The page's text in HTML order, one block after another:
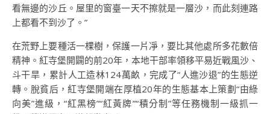
看無邊的沙丘。屋里的窗臺一天不擦就是一層沙，而此刻連路
上都看不到沙了。”
在荒野上要種活一棵樹，保護一片凈，要比其他處所多花數倍
精神。紅寺堡開闢的前20年，本地干部率領移平易近戰風沙、
斗干旱，累計人工造林124萬畝，完成了“人進沙退”的生態逆
轉。脫貧后，紅寺堡開端在厚植20年的生態基本上策劃“由綠
向美”進級，“紅黑榜”“紅黃牌”“積分制”等任務機制一級抓一